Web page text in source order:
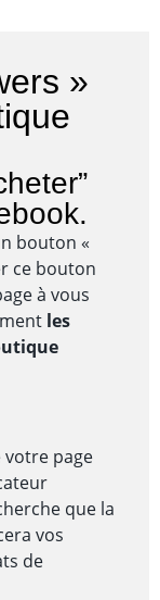
»
bouton «
ce bouton
à vous
les
page
que la
vos
de